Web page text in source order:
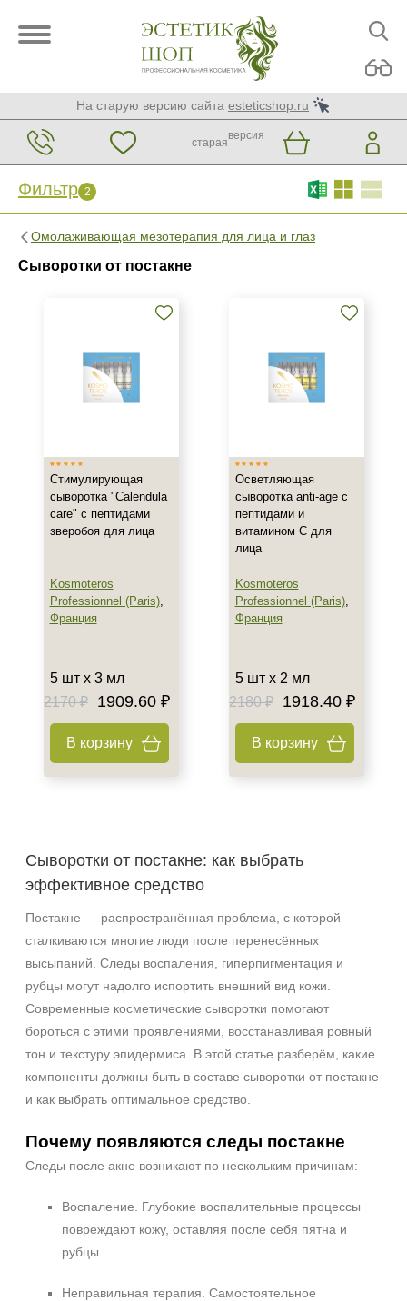
На старую версию сайта esteticshop.ru
старая
версия
Фильтр 2
Омолаживающая мезотерапия для лица и глаз
Сыворотки от постакне
Фильтр 2 Сброс
Венгрия
Тип товара
Сыворотка
Биоревитализант
Показать еще
Класс косметики
Профессиональная
Универсальная
Тип кожи
Все типы кожи
Возраст
Любой возраст
Любой возраст (от 18 лет)
После 20
Показать еще
Действие
Показать еще
Назначение против
Постакне
Акне
Алопеция
Стимулирующая
сыворотка "Calendula
care" с пептидами
зверобоя для лица
Kosmoteros
Professionnel (Paris),
Франция
5 шт х 3 мл
2170 ₽
1909.60 ₽
В корзину
Осветляющая
сыворотка anti-age с
пептидами и
витамином С для
лица
Kosmoteros
Professionnel (Paris),
Франция
5 шт х 2 мл
2180 ₽
1918.40 ₽
В корзину
Сыворотки от постакне: как выбрать
эффективное средство
Постакне — распространённая проблема, с которой
сталкиваются многие люди после перенесённых
высыпаний. Следы воспаления, гиперпигментация и
рубцы могут надолго испортить внешний вид кожи.
Современные косметические сыворотки помогают
бороться с этими проявлениями, восстанавливая ровный
тон и текстуру эпидермиса. В этой статье разберём, какие
компоненты должны быть в составе сыворотки от постакне
и как выбрать оптимальное средство.
Почему появляются следы постакне
Следы после акне возникают по нескольким причинам:
Воспаление. Глубокие воспалительные процессы
повреждают кожу, оставляя после себя пятна и
рубцы.
Неправильная терапия. Самостоятельное